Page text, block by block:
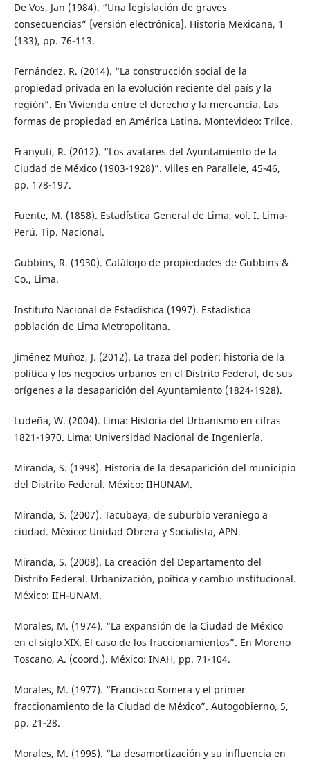
De Vos, Jan (1984). “Una legislación de graves
consecuencias” [versión electrónica]. Historia Mexicana, 1
(133), pp. 76-113.
Fernández. R. (2014). “La construcción social de la
propiedad privada en la evolución reciente del país y la
región”. En Vivienda entre el derecho y la mercancía. Las
formas de propiedad en América Latina. Montevideo: Trilce.
Franyuti, R. (2012). “Los avatares del Ayuntamiento de la
Ciudad de México (1903-1928)”. Villes en Parallele, 45-46,
pp. 178-197.
Fuente, M. (1858). Estadística General de Lima, vol. I. Lima-
Perú. Tip. Nacional.
Gubbins, R. (1930). Catálogo de propiedades de Gubbins &
Co., Lima.
Instituto Nacional de Estadística (1997). Estadística
población de Lima Metropolitana.
Jiménez Muñoz, J. (2012). La traza del poder: historia de la
política y los negocios urbanos en el Distrito Federal, de sus
orígenes a la desaparición del Ayuntamiento (1824-1928).
Ludeña, W. (2004). Lima: Historia del Urbanismo en cifras
1821-1970. Lima: Universidad Nacional de Ingeniería.
Miranda, S. (1998). Historia de la desaparición del municipio
del Distrito Federal. México: IIHUNAM.
Miranda, S. (2007). Tacubaya, de suburbio veraniego a
ciudad. México: Unidad Obrera y Socialista, APN.
Miranda, S. (2008). La creación del Departamento del
Distrito Federal. Urbanización, poítica y cambio institucional.
México: IIH-UNAM.
Morales, M. (1974). “La expansión de la Ciudad de México
en el siglo XIX. El caso de los fraccionamientos”. En Moreno
Toscano, A. (coord.). México: INAH, pp. 71-104.
Morales, M. (1977). “Francisco Somera y el primer
fraccionamiento de la Ciudad de México”. Autogobierno, 5,
pp. 21-28.
Morales, M. (1995). “La desamortización y su influencia en